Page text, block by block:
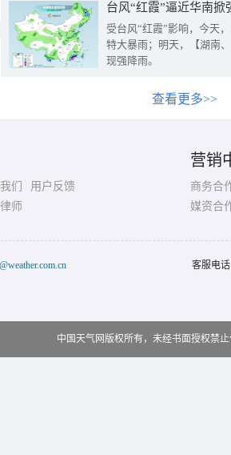
台风“红霞”逼近华南
受台风“红霞”影响，今天
特大暴雨；明天，【湖南
现强降雨。
查看更多>>
们
用户反馈
师
营销
商务合
媒资合
客服电
中国天气网版权所有，未经书面授权